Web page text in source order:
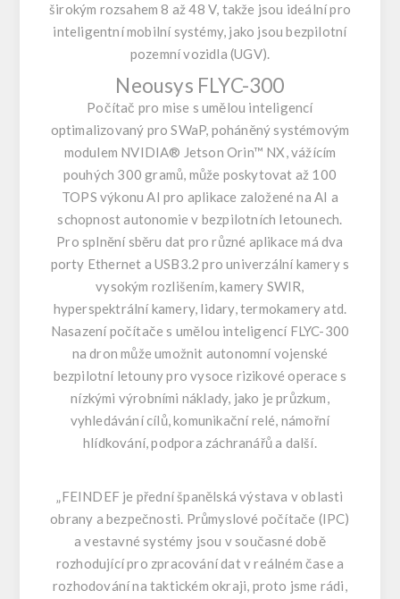
širokým rozsahem 8 až 48 V, takže jsou ideální pro
inteligentní mobilní systémy, jako jsou bezpilotní
pozemní vozidla (UGV).
Neousys FLYC-300
Počítač pro mise s umělou inteligencí
optimalizovaný pro SWaP, poháněný systémovým
modulem NVIDIA® Jetson Orin™ NX, vážícím
pouhých 300 gramů, může poskytovat až 100
TOPS výkonu AI pro aplikace založené na AI a
schopnost autonomie v bezpilotních letounech.
Pro splnění sběru dat pro různé aplikace má dva
porty Ethernet a USB3.2 pro univerzální kamery s
vysokým rozlišením, kamery SWIR,
hyperspektrální kamery, lidary, termokamery atd.
Nasazení počítače s umělou inteligencí FLYC-300
na dron může umožnit autonomní vojenské
bezpilotní letouny pro vysoce rizikové operace s
nízkými výrobními náklady, jako je průzkum,
vyhledávání cílů, komunikační relé, námořní
hlídkování, podpora záchranářů a další.
„FEINDEF je přední španělská výstava v oblasti
obrany a bezpečnosti. Průmyslové počítače (IPC)
a vestavné systémy jsou v současné době
rozhodující pro zpracování dat v reálném čase a
rozhodování na taktickém okraji, proto jsme rádi,